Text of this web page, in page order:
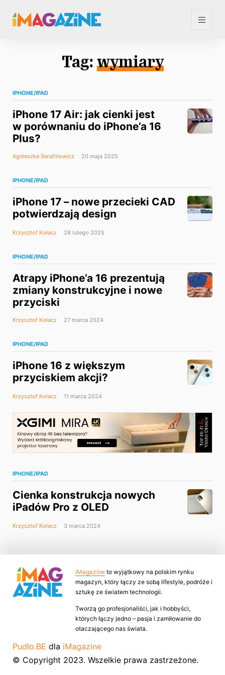
Tag: wymiary
IPHONE/IPAD
iPhone 17 Air: jak cienki jest
w porównaniu do iPhone’a 16
Plus?
Agnieszka Serafinowicz 20 maja 2025
IPHONE/IPAD
iPhone 17 – nowe przecieki CAD
potwierdzają design
Krzysztof Kołacz 28 lutego 2025
IPHONE/IPAD
Atrapy iPhone’a 16 prezentują
zmiany konstrukcyjne i nowe
przyciski
Krzysztof Kołacz 27 marca 2024
IPHONE/IPAD
iPhone 16 z większym
przyciskiem akcji?
Krzysztof Kołacz 11 marca 2024
IPHONE/IPAD
Cienka konstrukcja nowych
iPadów Pro z OLED
Krzysztof Kołacz 3 marca 2024
iMagazine to wyjątkowy na polskim rynku
magazyn, który łączy ze sobą lifestyle, podróże i
sztukę ze światem technologii.
Tworzą go profesjonaliści, jak i hobbyści,
których łączy jedno – pasja i zamiłowanie do
otaczającego nas świata.
Pudło.BE dla iMagazine
© Copyright 2023. Wszelkie prawa zastrzeżone.